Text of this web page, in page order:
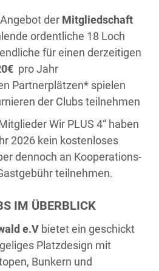
der Mitgliedschaft
ordentliche 18 Loch
für einen derzeitigen
pro Jahr
Partnerplätzen* spielen
der Clubs teilnehmen
Wir PLUS 4“ haben
2026 kein kostenloses
dennoch an Kooperations-
teilnehmen.
IM ÜBERBLICK
e.V bietet ein geschickt
Platzdesign mit
Bunkern und